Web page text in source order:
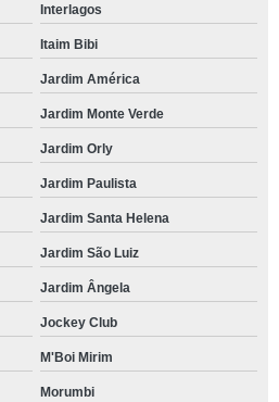
Interlagos
Itaim Bibi
Jardim América
Jardim Monte Verde
Jardim Orly
Jardim Paulista
Jardim Santa Helena
Jardim São Luiz
Jardim Ângela
Jockey Club
M'Boi Mirim
Morumbi